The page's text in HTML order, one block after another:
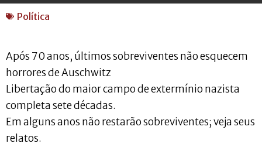
Política
Após 70 anos, últimos sobreviventes não esquecem
horrores de Auschwitz
Libertação do maior campo de extermínio nazista
completa sete décadas.
Em alguns anos não restarão sobreviventes; veja seus
relatos.